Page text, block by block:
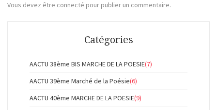
Vous devez être connecté pour publier un commentaire.
Catégories
AACTU 38ème BIS MARCHE DE LA POESIE(7)
AACTU 39ème Marché de la Poésie(6)
AACTU 40ème MARCHE DE LA POESIE(9)